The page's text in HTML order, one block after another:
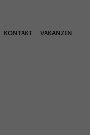
KONTAKT
VAKANZEN